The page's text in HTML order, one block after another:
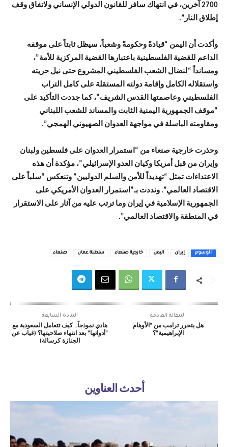
2700 آخرين، في انتهاك سافر للقانون الدولي الإنساني ولاتفاق وقف
إطلاق النار”.
وأكدت أن اليمن “قيادةً وحكومةً وشعباً، سيظل ثابتاً على موقفه
الداعم للقضية الفلسطينية باعتبارها القضية المركزية للأمة”،
ومسانداً “لنضال الشعب الفلسطيني المشروع حتى نيل حريته
واستقلاله الكامل وإقامة دولته المستقلة على كامل التراب
الفلسطيني وعاصمتها القدس الشريف”، كما جددت التأكيد على
“موقف الجمهورية اليمنية الثابت والمساند للشعب اللبناني
ومقاومته الباسلة في مواجهة العدوان الصهيوني الهمجي”.
وحذرت خارجية صنعاء من “استمرار العدوان على فلسطين ولبنان
وإيران من قبل أمريكا وكيان العدو الإسرائيلي”، مؤكدة أن هذه
الاعتداءات تمثل “تهديداً للأمن والسلم الدوليين” وتنعكس “سلباً على
الاقتصاد العالمي”. ونددت بـ”استمرار العدوان الأمريكي على
الجمهورية الإسلامية في إيران وما ترتب عليه من آثار على الاستقرار
في المنطقة والاقتصاد العالمي”.
الوسوم إيران اليمن خارجية صنعاء سلطنة عمان صنعاء
المادة السابقة
هادي نموذجاً.. كيف تتعامل السعودية مع
“أدواتها” بعد انتهاء صلاحيتها؟ (غياب عن
الجنازة كرسالة)
المقالة القادمة
هل يتحرر ترامب من “الأوهام
الإبراهيمية”؟
أحدث العناوين